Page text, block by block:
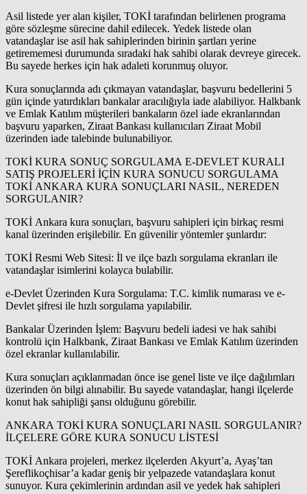
Asil listede yer alan kişiler, TOKİ tarafından belirlenen programa
göre sözleşme sürecine dahil edilecek. Yedek listede olan
vatandaşlar ise asil hak sahiplerinden birinin şartları yerine
getirememesi durumunda sıradaki hak sahibi olarak devreye girecek.
Bu sayede herkes için hak adaleti korunmuş oluyor.
Kura sonuçlarında adı çıkmayan vatandaşlar, başvuru bedellerini 5
gün içinde yatırdıkları bankalar aracılığıyla iade alabiliyor. Halkbank
ve Emlak Katılım müşterileri bankaların özel iade ekranlarından
başvuru yaparken, Ziraat Bankası kullanıcıları Ziraat Mobil
üzerinden iade talebinde bulunabiliyor.
TOKİ KURA SONUÇ SORGULAMA E-DEVLET KURALI
SATIŞ PROJELERİ İÇİN KURA SONUCU SORGULAMA
TOKİ ANKARA KURA SONUÇLARI NASIL, NEREDEN
SORGULANIR?
TOKİ Ankara kura sonuçları, başvuru sahipleri için birkaç resmi
kanal üzerinden erişilebilir. En güvenilir yöntemler şunlardır:
TOKİ Resmi Web Sitesi: İl ve ilçe bazlı sorgulama ekranları ile
vatandaşlar isimlerini kolayca bulabilir.
e-Devlet Üzerinden Kura Sorgulama: T.C. kimlik numarası ve e-
Devlet şifresi ile hızlı sorgulama yapılabilir.
Bankalar Üzerinden İşlem: Başvuru bedeli iadesi ve hak sahibi
kontrolü için Halkbank, Ziraat Bankası ve Emlak Katılım üzerinden
özel ekranlar kullanılabilir.
Kura sonuçları açıklanmadan önce ise genel liste ve ilçe dağılımları
üzerinden ön bilgi alınabilir. Bu sayede vatandaşlar, hangi ilçelerde
konut hak sahipliği şansı olduğunu görebilir.
ANKARA TOKİ KURA SONUÇLARI NASIL SORGULANIR?
İLÇELERE GÖRE KURA SONUCU LİSTESİ
TOKİ Ankara projeleri, merkez ilçelerden Akyurt’a, Ayaş’tan
Şereflikoçhisar’a kadar geniş bir yelpazede vatandaşlara konut
sunuyor. Kura çekimlerinin ardından asil ve yedek hak sahipleri